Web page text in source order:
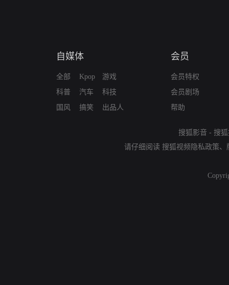
自媒体
全部
科普
国风
Kpop
汽车
搞笑
游戏
科技
出品人
会员
会员特权
会员剧场
帮助
搜狐影音 - 搜
请仔细阅读 搜狐视频隐私政策、